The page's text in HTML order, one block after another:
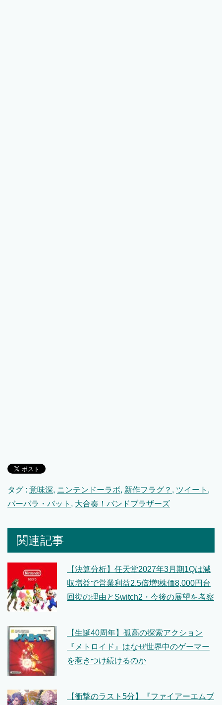
タグ : 意味深, ニンテンドーラボ, 新作フラグ？ , ツイート ,
バーバラ・バット , 大合奏！バンドブラザーズ
関連記事
【決算分析】任天堂2027年3月期1Qは減
収増益で営業利益2.5倍増!株価8,000円台
回復の理由とSwitch2・今後の展望を考察
【生誕40周年】孤高の探索アクション
『メトロイド』はなぜ世界中のゲーマー
を惹きつけ続けるのか
【衝撃のラスト5分】『ファイアーエムブ